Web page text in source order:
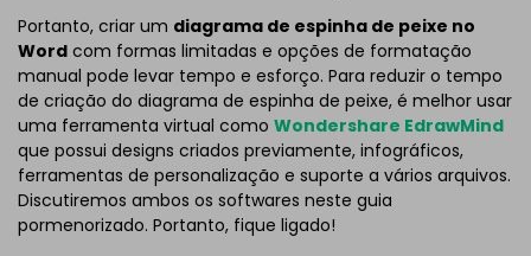
Portanto, criar um diagrama de espinha de peixe no
Word com formas limitadas e opções de formatação
manual pode levar tempo e esforço. Para reduzir o tempo
de criação do diagrama de espinha de peixe, é melhor usar
uma ferramenta virtual como Wondershare EdrawMind
que possui designs criados previamente, infográficos,
ferramentas de personalização e suporte a vários arquivos.
Discutiremos ambos os softwares neste guia
pormenorizado. Portanto, fique ligado!